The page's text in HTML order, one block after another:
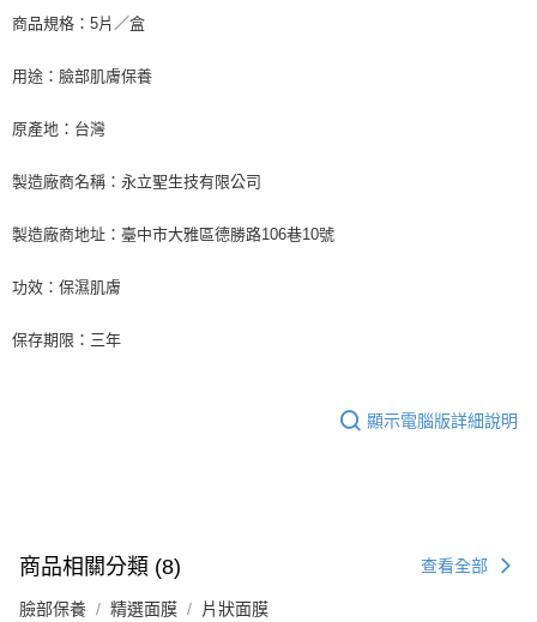
商品規格：5片／盒
用途：臉部肌膚保養
原產地：台灣
製造廠商名稱：永立聖生技有限公司
製造廠商地址：臺中市大雅區德勝路106巷10號
功效：保濕肌膚
保存期限：三年
顯示電腦版詳細說明
商品相關分類 (8) 查看全部
臉部保養 精選面膜 片狀面膜